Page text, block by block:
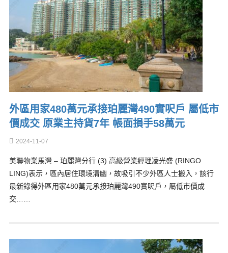
外區用家480萬元承接珀麗灣490實呎戶 屬低市
價成交 原業主持貨7年 帳面損手58萬元
2024-11-07
美聯物業馬灣 – 珀麗灣分行 (3) 高級營業經理凌光盛 (RINGO
LING)表示，區內居住環境清幽，故吸引不少外區人士搬入，該行
最新錄得外區用家480萬元承接珀麗灣490實呎戶，屬低市價成
交……